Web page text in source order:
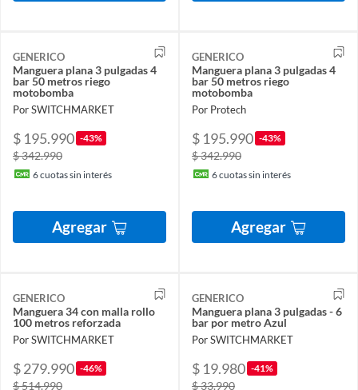
GENERICO
Manguera plana 3 pulgadas 4
bar 50 metros riego
motobomba
Por SWITCHMARKET
$ 195.990 -43%
$ 342.990
6cuotas sin interés
Agregar
GENERICO
Manguera plana 3 pulgadas 4
bar 50 metros riego
motobomba
Por Protech
$ 195.990 -43%
$ 342.990
6cuotas sin interés
Agregar
GENERICO
Manguera 34 con malla rollo
100 metros reforzada
Por SWITCHMARKET
$ 279.990 -46%
$ 514.990
GENERICO
Manguera plana 3 pulgadas - 6
bar por metro Azul
Por SWITCHMARKET
$ 19.980 -41%
$ 33.990